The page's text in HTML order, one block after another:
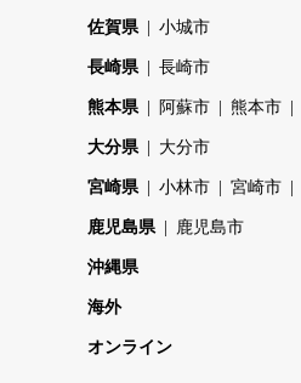
佐賀県 小城市
長崎県 長崎市
熊本県 阿蘇市 熊本市
大分県 大分市
宮崎県 小林市 宮崎市
鹿児島県 鹿児島市
沖縄県
海外
オンライン